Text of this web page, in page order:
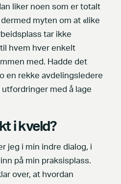
liker noen som er totalt
myten om at «like
tar ikke
hvem hver enkelt
med. Hadde det
en rekke avdelingsledere
med å lage
i kveld?
jeg i min indre dialog, i
på min praksisplass.
over, at hvordan